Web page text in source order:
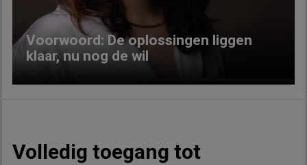
Voorwoord: De oplossingen liggen
klaar, nu nog de wil
Volledig toegang tot